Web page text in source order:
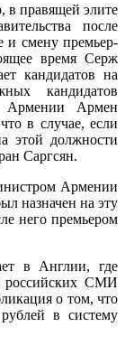
в правящей элите
после
и смену премьер-
время Серж
кандидатов на
кандидатов
Армении Армен
в случае, если
этой должности
Саргсян.
Армении
назначен на эту
него премьером
в Англии, где
российских СМИ
о том, что
в систему